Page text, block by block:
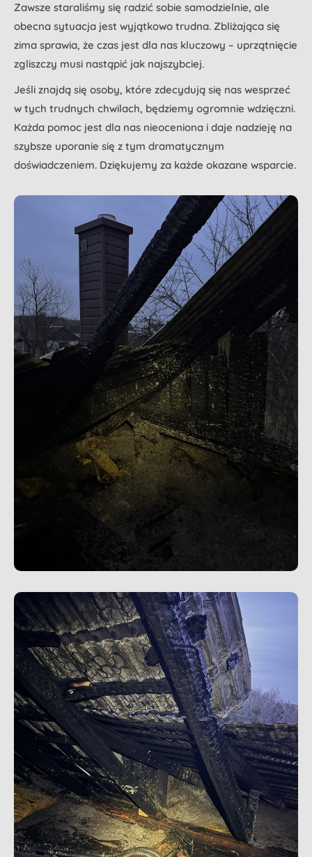
Zawsze staraliśmy się radzić sobie samodzielnie, ale
obecna sytuacja jest wyjątkowo trudna. Zbliżająca się
zima sprawia, że czas jest dla nas kluczowy – uprzątnięcie
zgliszczy musi nastąpić jak najszybciej.
Jeśli znajdą się osoby, które zdecydują się nas wesprzeć
w tych trudnych chwilach, będziemy ogromnie wdzięczni.
Każda pomoc jest dla nas nieoceniona i daje nadzieję na
szybsze uporanie się z tym dramatycznym
doświadczeniem. Dziękujemy za każde okazane wsparcie.